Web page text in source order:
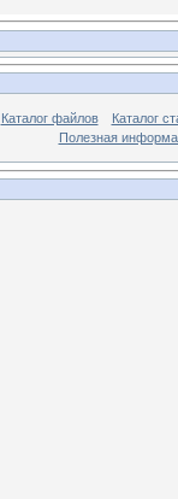
Каталог файлов
Каталог
Полезная